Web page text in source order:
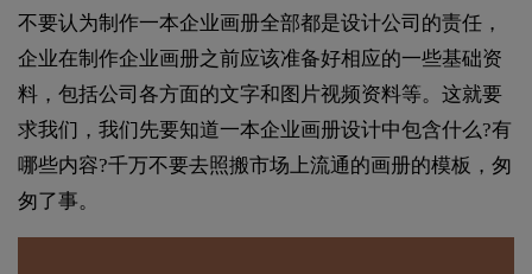
不要认为制作一本企业画册全部都是设计公司的责任，
企业在制作企业画册之前应该准备好相应的一些基础资
料，包括公司各方面的文字和图片视频资料等。这就要
求我们，我们先要知道一本企业画册设计中包含什么?有
哪些内容?千万不要去照搬市场上流通的画册的模板，匆
匆了事。